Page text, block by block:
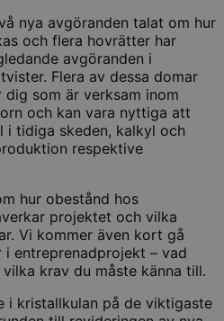
nya avgöranden talat om hur
och flera hovrätter har
avgöranden i
Flera av dessa domar
som är verksam inom
och kan vara nyttiga att
i tidiga skeden, kalkyl och
respektive
hur obestånd hos
projektet och vilka
Vi kommer även kort gå
entreprenadprojekt – vad
krav du måste känna till.
i kristallkulan på de viktigaste